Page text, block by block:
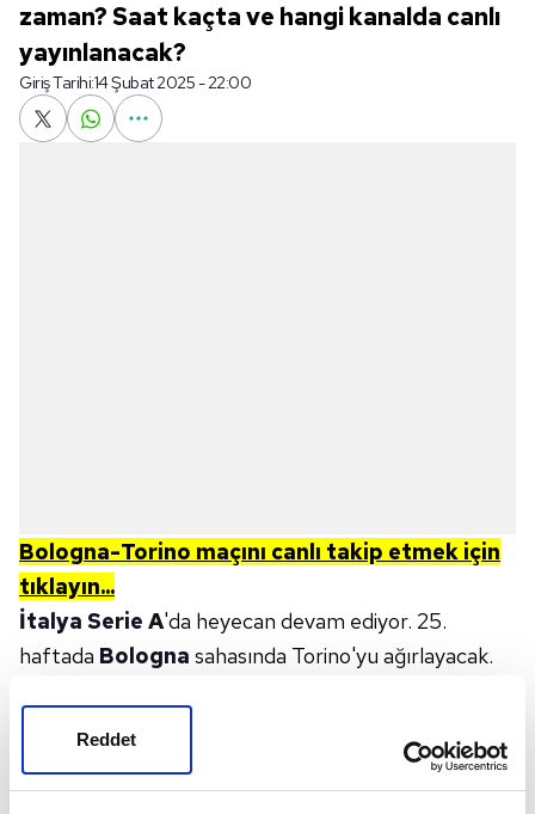
Reddet
zaman? Saat kaçta ve hangi kanalda canlı
yayınlanacak?
Giriş Tarihi:14 Şubat 2025 - 22:00
Bologna-Torino maçını canlı takip etmek için
tıklayın...
İtalya Serie A'da heyecan devam ediyor. 25.
haftada Bologna sahasında Torino'yu ağırlayacak.
motorlarında araştırılıyor. Peki; Bologna-Torino maçı
ne zaman? Saat kaçta ve hangi kanalda canlı